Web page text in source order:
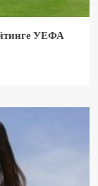
УЕФА